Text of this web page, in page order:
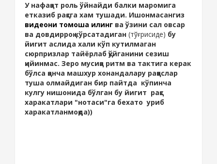
У нафақат роль ўйнайди балки маромига
етказиб рақсга хам тушади. Ишонмасангиз
видеони томоша қилинг ва ўзини сал овсар
ва довдирроқ кўрсатадиган (тўғрисиде) бу
йигит аслида хали кўп кутилмаган
сюрпризлар тайёрлаб қўйганини сезиш
қийинмас. Зеро мусиқа ритм ва тактига керак
бўлса қанча машхур хонандалару раққослар
туша олмайдиган бир пайтда кўпинча
кулгу нишонида бўлган бу йигит рақс
харакатлари "нотаси"га бехато уриб
харакатланмоқда))